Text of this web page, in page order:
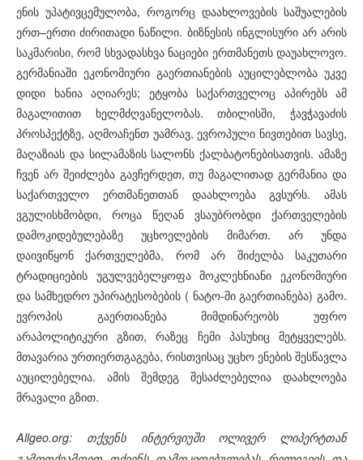
ენის უპატივცემულობა, როგორც დაახლოვების საშუალების
ერთ–ერთი ძირითადი ნაწილი. ბიზნესის ინგლისური არ არის
საკმარისი, რომ სხვადასხვა ნაციები ერთმანეთს დაუახლოვო.
გერმანიაში ეკონომიური გაერთიანების აუცილებლობა უკვე
დიდი ხანია აღიარეს; ეტყობა საქართველოც აპირებს ამ
მაგალითით ხელმძღვანელობას. თბილისში, ჭავჭავაძის
პროსპექტზე, აღმოაჩენთ უამრავ, ევროპული ნივთებით სავსე,
მაღაზიას და სილამაზის სალონს ქალბატონებისათვის. ამაზე
ჩვენ არ შეიძლება გავჩერდეთ, თუ მაგალითად გერმანია და
საქართველო ერთმანეთთან დაახლოება გვსურს. ამას
ვგულისხმობდი, როცა წეღან ვსაუბრობდი ქართველების
დამოკიდებულებაზე უცხოელების მიმართ. არ უნდა
დაივიწყონ ქართველებმა, რომ არ შიძელბა საკუთარი
ტრადიციების უგულვებელყოფა მოკლეხნიანი ეკონომიური
და სამხედრო უპირატესობების ( ნატო-ში გაერთიანება) გამო.
ევროპის გაერთიანება მიმდინარეობს უფრო
არაპოლიტიკური გზით, რაზეც ჩემი პასუხიც მეტყველებს.
მთავარია ურთიერთგაგება, რისთვისაც უცხო ენების შესწავლა
აუცილებელია. ამის შემდეგ შესაძლებელია დაახლოება
მრავალი გზით.
Allgeo.org: თქვენს ინტერვიუში ოლივერ ლიპერტთან